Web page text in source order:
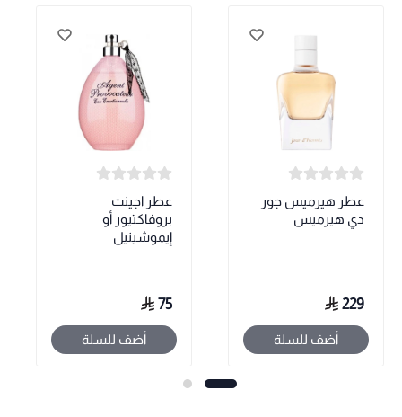
عطر هيرميس جور
دي هيرميس
229
أضف للسلة
عطر اجينت
بروفاكتيور أو
إيموشينيل
75
أضف للسلة